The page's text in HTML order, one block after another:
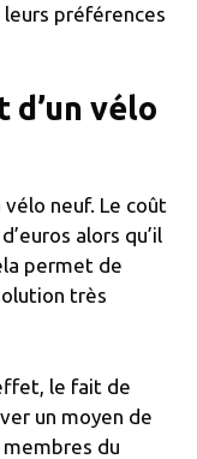
préférences
d’un vélo
neuf. Le coût
alors qu’il
permet de
très
le fait de
un moyen de
du